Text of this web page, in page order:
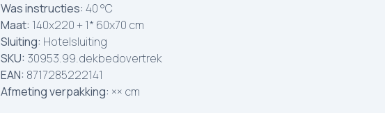
Was instructies: 40 °C
Maat: 140x220 + 1* 60x70 cm
Sluiting: Hotelsluiting
SKU: 30953.99.dekbedovertrek
EAN: 8717285222141
Afmeting verpakking: ×× cm